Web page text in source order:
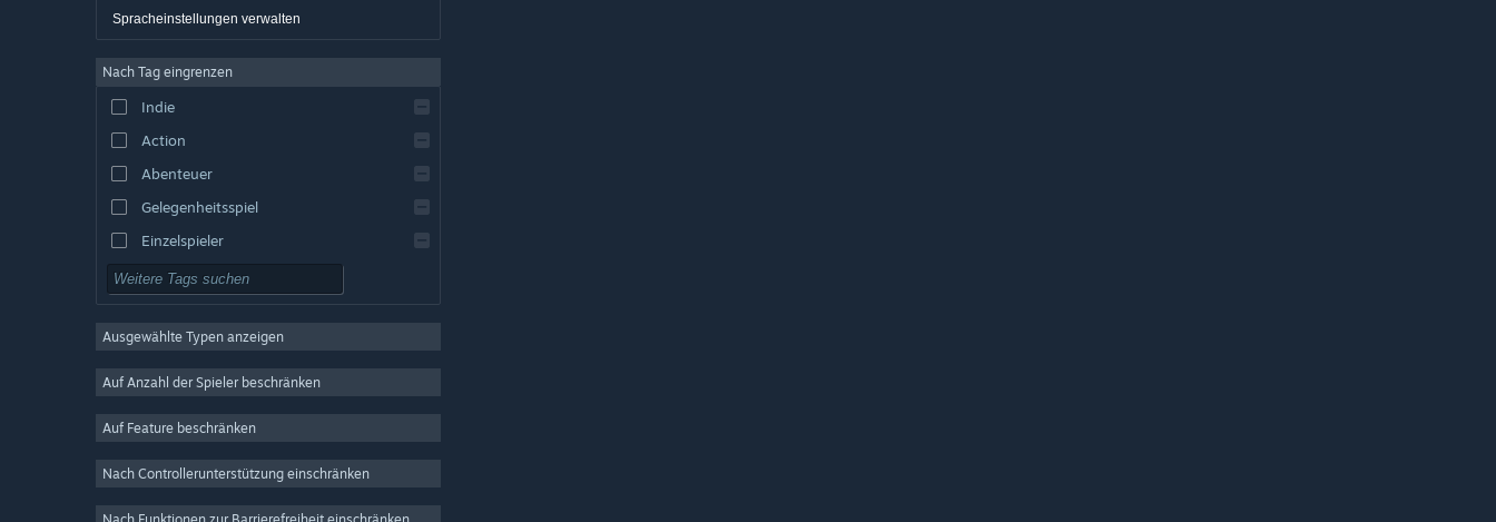
Dänisch
Spanisch – Spanien
Spanisch – Lateinamerika
Griechisch
Spracheinstellungen verwalten
Nach Tag eingrenzen
Indie
Action
Abenteuer
Gelegenheitsspiel
Einzelspieler
Simulation
Strategie
2D
Kostenlos spielbar
Ausgewählte Typen anzeigen
Auf Anzahl der Spieler beschränken
Auf Feature beschränken
Nach Controllerunterstützung einschränken